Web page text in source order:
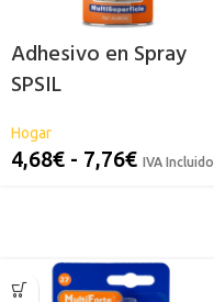
Adhesivo en Spray
SPSIL
Hogar
4,68€ - 7,76€ IVA Incluido